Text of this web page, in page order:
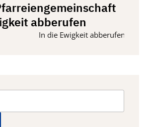
abberufen
In die Ewigkeit abberufen